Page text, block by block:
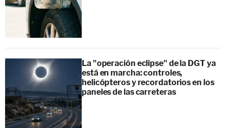
La "operación eclipse" de la DGT ya
está en marcha: controles,
helicópteros y recordatorios en los
paneles de las carreteras